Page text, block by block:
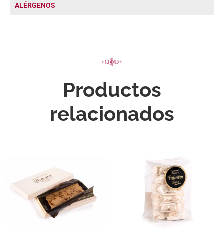
ALÉRGENOS
Productos
relacionados